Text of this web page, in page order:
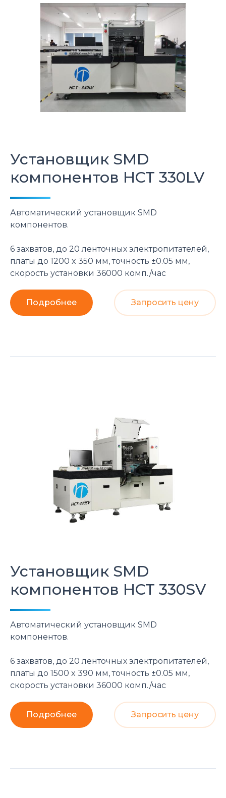
Установщик SMD
компонентов HCT 330LV
Автоматический установщик SMD
компонентов.
6 захватов, до 20 ленточных электропитателей,
платы до 1200 x 350 мм, точность ±0.05 мм,
скорость установки 36000 комп./час
Подробнее Запросить цену
Установщик SMD
компонентов HCT 330SV
Автоматический установщик SMD
компонентов.
6 захватов, до 20 ленточных электропитателей,
платы до 1500 x 390 мм, точность ±0.05 мм,
скорость установки 36000 комп./час
Подробнее Запросить цену